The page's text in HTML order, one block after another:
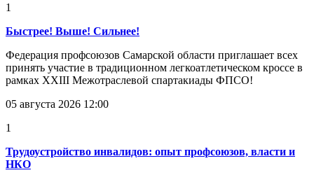
1
Быстрее! Выше! Сильнее!
Федерация профсоюзов Самарской области приглашает всех
принять участие в традиционном легкоатлетическом кроссе в
рамках XXIII Межотраслевой спартакиады ФПСО!
05 августа 2026 12:00
1
Трудоустройство инвалидов: опыт профсоюзов, власти и
НКО